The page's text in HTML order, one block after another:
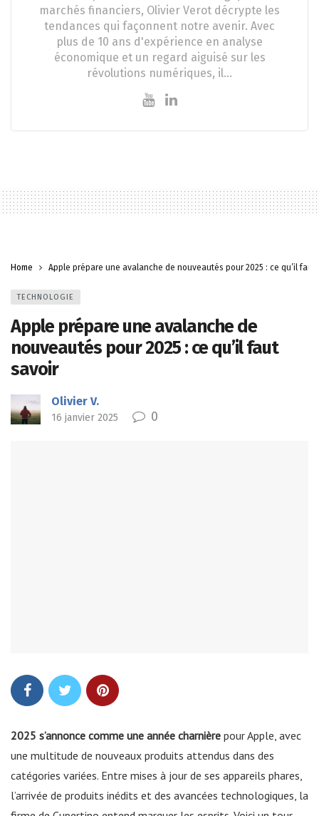
marchés financiers, Olivier Verot décrypte les
tendances qui façonnent notre avenir. Avec
plus de 10 ans d'expérience en analyse
économique et un regard aiguisé sur les
révolutions numériques, il…
Home Apple prépare une avalanche de nouveautés pour 2025 : ce qu’il faut
TECHNOLOGIE
Apple prépare une avalanche de
nouveautés pour 2025 : ce qu’il faut
savoir
Olivier V.
16 janvier 2025 0
2025 s’annonce comme une année charnière pour Apple, avec
une multitude de nouveaux produits attendus dans des
catégories variées. Entre mises à jour de ses appareils phares,
l’arrivée de produits inédits et des avancées technologiques, la